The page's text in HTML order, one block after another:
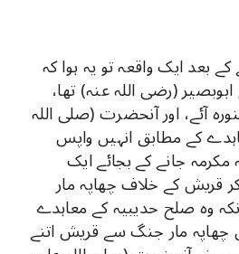
ایک واقعہ تو یہ ہوا کہ
(رضی اللہ عنہ) تھا،
آئے، اور آنحضرت (صلی اللہ
کے مطابق انہیں واپس
مکرمہ جانے کے بجائے ایک
قریش کے خلاف چھاپہ مار
وہ صلح حدیبیہ کے معاہدے
چھاپہ مار جنگ سے قریش اتنے